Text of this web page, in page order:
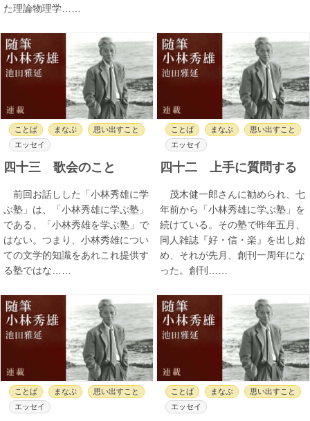
た理論物理学……
ことば まなぶ
思い出すこと
エッセイ
四十三 歌会のこと
前回お話しした「小林秀雄に学
ぶ塾」は、「小林秀雄に学ぶ塾」
である、「小林秀雄を学ぶ塾」で
はない。つまり、小林秀雄につい
ての文学的知識をあれこれ提供す
る塾ではな……
ことば まなぶ
思い出すこと
エッセイ
四十二 上手に質問する
茂木健一郎さんに勧められ、七
年前から「小林秀雄に学ぶ塾」を
続けている。その塾で昨年五月、
同人雑誌『好・信・楽』を出し始
め、それが先月、創刊一周年にな
った。創刊……
ことば まなぶ
思い出すこと
エッセイ
ことば まなぶ
思い出すこと
エッセイ